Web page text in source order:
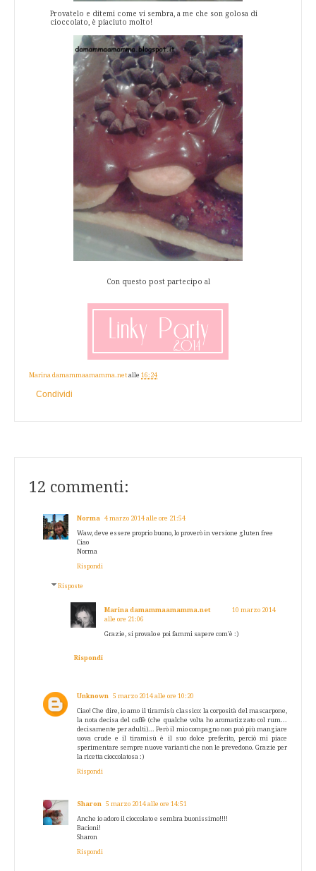
Provatelo e ditemi come vi sembra, a me che son golosa di
cioccolato, è piaciuto molto!
Con questo post partecipo al
Marina damammaamamma.net alle 16:24
Condividi
12 commenti:
Norma 4 marzo 2014 alle ore 21:54
Waw, deve essere proprio buono, lo proverò in versione gluten free
Ciao
Norma
Rispondi
Risposte
Marina damammaamamma.net
10 marzo 2014
alle ore 21:06
Grazie, si provalo e poi fammi sapere com'è :)
Rispondi
Unknown 5 marzo 2014 alle ore 10:20
Ciao! Che dire, io amo il tiramisù classico: la corposità del mascarpone,
la nota decisa del caffè (che qualche volta ho aromatizzato col rum...
decisamente per adulti)... Però il mio compagno non può più mangiare
uova crude e il tiramisù è il suo dolce preferito, perciò mi piace
sperimentare sempre nuove varianti che non le prevedono. Grazie per
la ricetta cioccolatosa :)
Rispondi
Sharon 5 marzo 2014 alle ore 14:51
Anche io adoro il cioccolato e sembra buonissimo!!!!
Bacioni!
Sharon
Rispondi